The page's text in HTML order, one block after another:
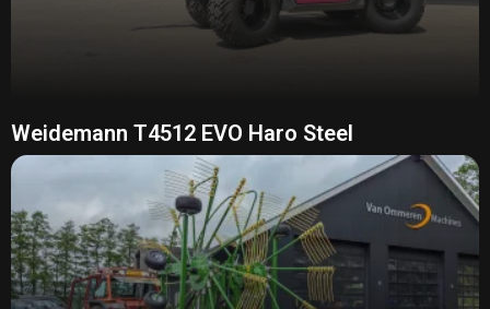
Weidemann T4512 EVO Haro Steel